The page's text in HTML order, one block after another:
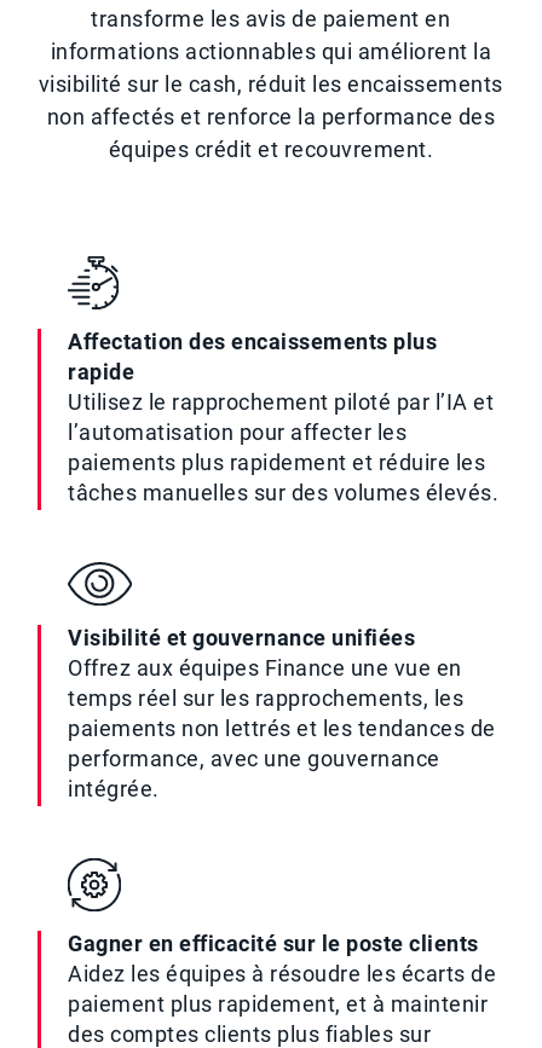
transforme les avis de paiement en
informations actionnables qui améliorent la
visibilité sur le cash, réduit les encaissements
non affectés et renforce la performance des
équipes crédit et recouvrement.
Affectation des encaissements plus
rapide
Utilisez le rapprochement piloté par l’IA et
l’automatisation pour affecter les
paiements plus rapidement et réduire les
tâches manuelles sur des volumes élevés.
Visibilité et gouvernance unifiées
Offrez aux équipes Finance une vue en
temps réel sur les rapprochements, les
paiements non lettrés et les tendances de
performance, avec une gouvernance
intégrée.
Gagner en efficacité sur le poste clients
Aidez les équipes à résoudre les écarts de
paiement plus rapidement, et à maintenir
des comptes clients plus fiables sur